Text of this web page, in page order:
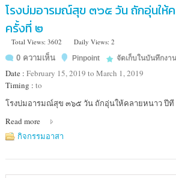
โรงบ่มอารมณ์สุข ๓๖๕ วัน ถักอุ่นให้
ครั้งที่ ๒
Total Views: 3602
Daily Views: 2
0 ความเห็น
Pinpoint จัดเก็บในบันทึกงา
Date : February 15, 2019 to March 1, 2019
Timing : to
Location
ศูนย์การค้า
ยู
มอลล์
ลาดพร้าว
โรงบ่มอารมณ์สุข ๓๖๕ วัน ถักอุ่นให้คลายหนาว ปี
Read more
กิจกรรมอาสา